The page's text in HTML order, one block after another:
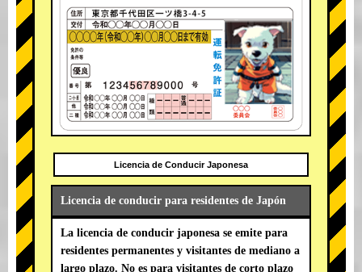
Licencia de Conducir Japonesa
Licencia de conducir para residentes de Japón
La licencia de conducir japonesa se emite para
residentes permanentes y visitantes de mediano a
largo plazo. No es para visitantes de corto plazo